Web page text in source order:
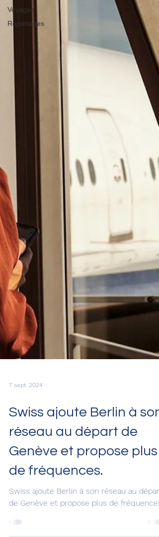
Voyages
Reportages
7 sept. 2024
Swiss ajoute Berlin à son
réseau au départ de
Genève et propose plus
de fréquences.
Swiss ajoute Berlin à son réseau au départ